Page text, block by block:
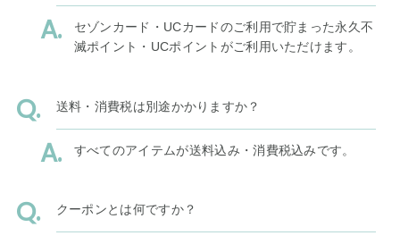
セゾンカード・UCカードのご利用で貯まった永久不
滅ポイント・UCポイントがご利用いただけます。
送料・消費税は別途かかりますか？
すべてのアイテムが送料込み・消費税込みです。
クーポンとは何ですか？